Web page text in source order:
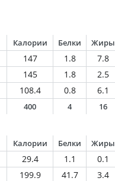
Калории Белки Жиры
147 1.8 7.8
145 1.8 2.5
108.4 0.8 6.1
400 4 16
Калории Белки Жиры
29.4 1.1 0.1
199.9 41.7 3.4